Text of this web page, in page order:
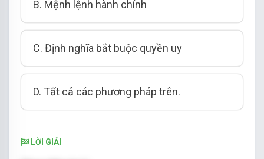
B. Mệnh lệnh hành chính
C. Định nghĩa bắt buộc quyền uy
D. Tất cả các phương pháp trên.
LỜI GIẢI